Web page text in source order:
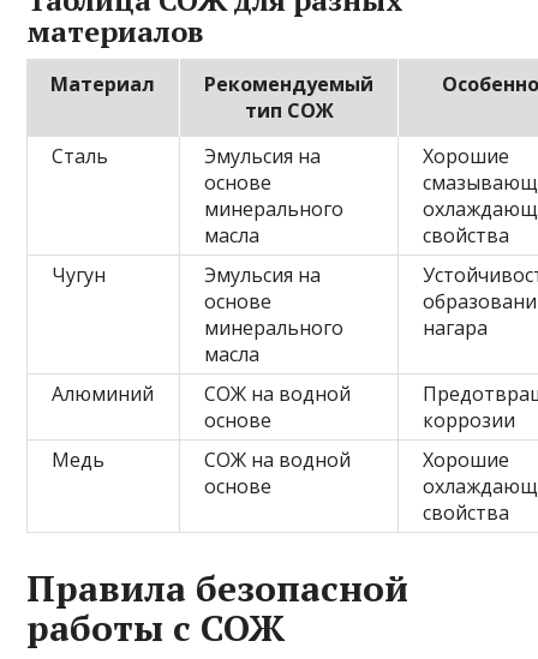
материалов
Материал
Рекомендуемый
тип СОЖ
Сталь
Эмульсия на
основе
минерального
масла
Хорошие
свойства
Чугун
Эмульсия на
основе
минерального
масла
нагара
Алюминий
СОЖ на водной
основе
коррозии
Медь
СОЖ на водной
основе
Хорошие
свойства
Правила безопасной
работы с СОЖ